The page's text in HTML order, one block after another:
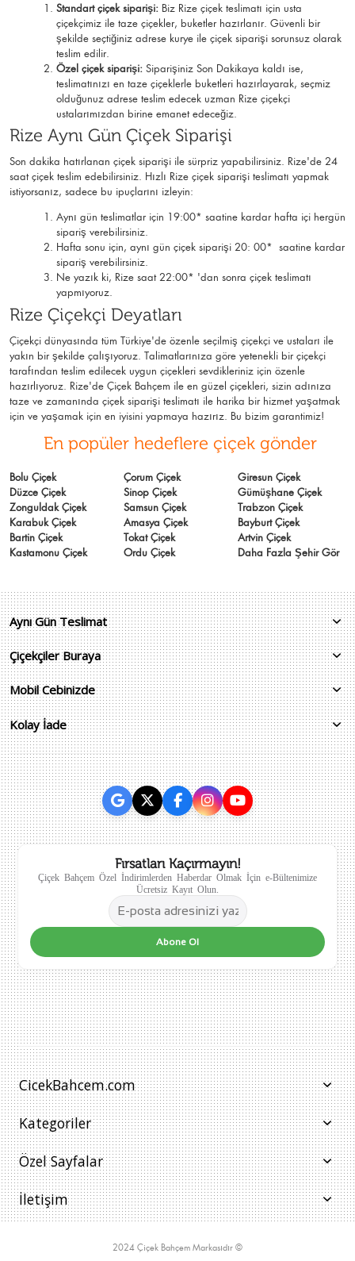
Standart çiçek siparişi:Biz Rize çiçek teslimatı için usta
çiçekçimiz ile taze çiçekler, buketler hazırlanır. Güvenli bir
şekilde seçtiğiniz adrese kurye ile çiçek siparişi sorunsuz olarak
teslim edilir.
Özel çiçek siparişi:Siparişiniz Son Dakikaya kaldı ise,
teslimatınızı en taze çiçeklerle buketleri hazırlayarak, seçmiz
olduğunuz adrese teslim edecek uzman Rize çiçekçi
ustalarımızdan birine emanet edeceğiz.
Rize Aynı Gün Çiçek Siparişi
Son dakika hatırlanan çiçek siparişi ile sürpriz yapabilirsiniz. Rize'de 24
saat çiçek teslim edebilirsiniz. Hızlı Rize çiçek siparişi teslimatı yapmak
istiyorsanız, sadece bu ipuçlarını izleyin:
Aynı gün teslimatlar için 19:00* saatine kardar hafta içi hergün
sipariş verebilirsiniz.
Hafta sonu için, aynı gün çiçek siparişi 20: 00* saatine kardar
sipariş verebilirsiniz.
Ne yazık ki, Rize saat 22:00* 'dan sonra çiçek teslimatı
yapmıyoruz.
Rize Çiçekçi Deyatları
Çiçekçi dünyasında tüm Türkiye'de özenle seçilmiş çiçekçi ve ustaları ile
yakın bir şekilde çalışıyoruz. Talimatlarınıza göre yetenekli bir çiçekçi
tarafından teslim edilecek uygun çiçekleri sevdikleriniz için özenle
hazırlıyoruz. Rize'de Çiçek Bahçem ile en güzel çiçekleri, sizin adınıza
taze ve zamanında çiçek siparişi teslimatı ile harika bir hizmet yaşatmak
için ve yaşamak için en iyisini yapmaya hazırız. Bu bizim garantimiz!
En popüler hedeflere çiçek gönder
Bolu Çiçek
Düzce Çiçek
Zonguldak Çiçek
Karabuk Çiçek
Bartin Çiçek
Kastamonu Çiçek
Çorum Çiçek
Sinop Çiçek
Samsun Çiçek
Amasya Çiçek
Tokat Çiçek
Ordu Çiçek
Giresun Çiçek
Gümüşhane Çiçek
Trabzon Çiçek
Bayburt Çiçek
Artvin Çiçek
Daha Fazla Şehir Gör
Aynı Gün Teslimat
Çiçekçiler Buraya
Mobil Cebinizde
Kolay İade
Fırsatları Kaçırmayın!
Çiçek Bahçem Özel İndirimlerden Haberdar Olmak İçin e-Bültenimize
Ücretsiz Kayıt Olun.
Abone Ol
CicekBahcem.com
Kategoriler
Özel Sayfalar
İletişim
2024 Çiçek Bahçem Markasıdır ©